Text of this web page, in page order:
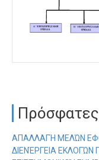
Πρόσφατες
ΑΠΑΛΛΑΓΉ ΜΕΛΏΝ
ΔΙΕΝΈΡΓΕΙΑ